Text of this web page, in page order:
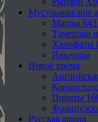
Мусульманские
Мавры 643
Тамерлан
Халифаты
Янычары
Новое время
Пираты
Русская армия